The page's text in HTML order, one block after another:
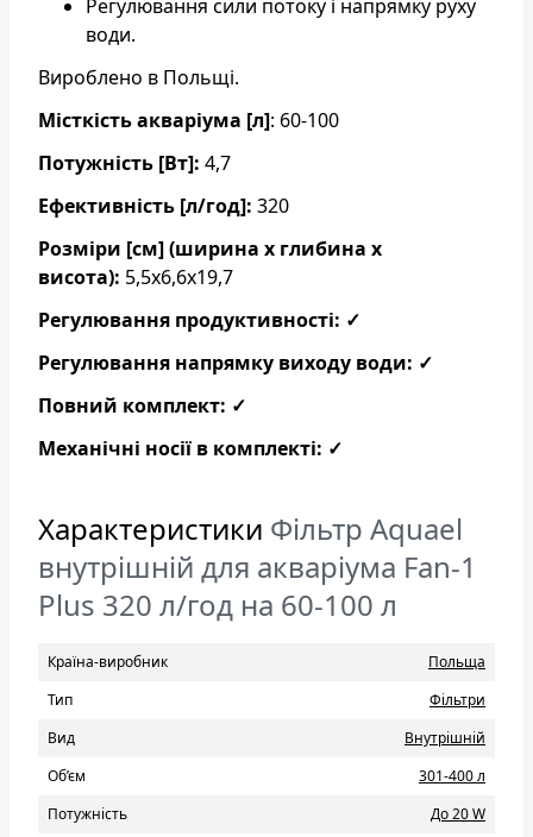
Регулювання сили потоку і напрямку руху
води.
Вироблено в Польщі.
Місткість акваріума [л]: 60-100
Потужність [Вт]: 4,7
Ефективність [л/год]: 320
Розміри [см] (ширина х глибина х
висота): 5,5x6,6x19,7
Регулювання продуктивності: ✓
Регулювання напрямку виходу води: ✓
Повний комплект: ✓
Механічні носії в комплекті: ✓
Характеристики Фільтр Aquael
внутрішній для акваріума Fan-1
Plus 320 л/год на 60-100 л
Країна-виробник
Польща
Тип
Фільтри
Вид
Внутрішній
Об’єм
301-400 л
Потужність
До 20 W